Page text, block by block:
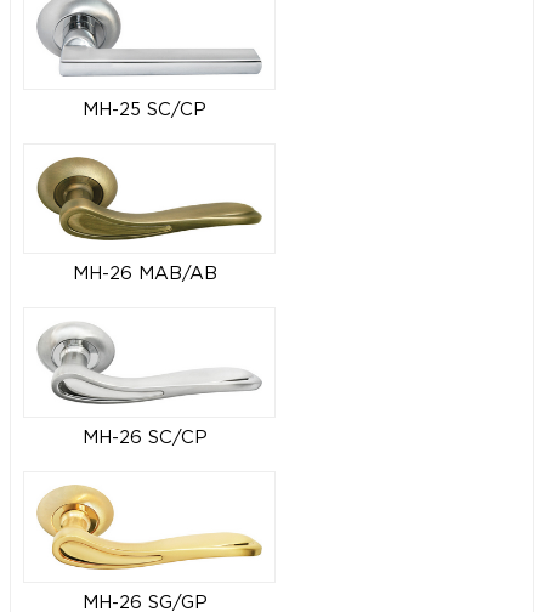
MH-25 SC/CP
MH-26 MAB/AB
MH-26 SC/CP
MH-26 SG/GP